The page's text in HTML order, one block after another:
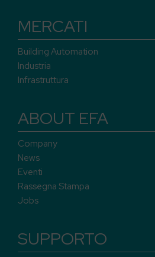
MERCATI
Building Automation
Industria
Infrastruttura
ABOUT EFA
Company
News
Eventi
Rassegna Stampa
Jobs
SUPPORTO